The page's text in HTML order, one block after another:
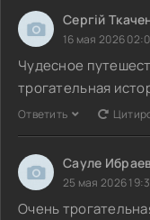
Сергій
16 мая 2026
Чудесное
трогательная
Ответить
Сауле
25 мая 2026
Очень